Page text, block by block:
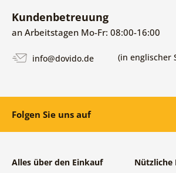
Kundenbetreuung
an Arbeitstagen Mo-Fr: 08:00-16:00
info@dovido.de (in englischer
Folgen Sie uns auf
Alles über den Einkauf